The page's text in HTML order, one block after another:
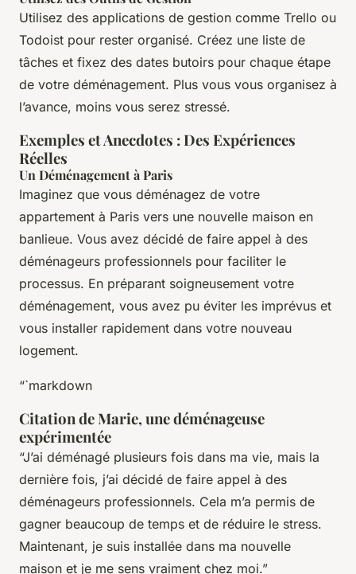
Utilisez des applications de gestion comme Trello ou
Todoist pour rester organisé. Créez une liste de
tâches et fixez des dates butoirs pour chaque étape
de votre déménagement. Plus vous vous organisez à
l’avance, moins vous serez stressé.
Exemples et Anecdotes : Des Expériences
Réelles
Un Déménagement à Paris
Imaginez que vous déménagez de votre
appartement à Paris vers une nouvelle maison en
banlieue. Vous avez décidé de faire appel à des
déménageurs professionnels pour faciliter le
processus. En préparant soigneusement votre
déménagement, vous avez pu éviter les imprévus et
vous installer rapidement dans votre nouveau
logement.
“`markdown
Citation de Marie, une déménageuse
expérimentée
“J’ai déménagé plusieurs fois dans ma vie, mais la
dernière fois, j’ai décidé de faire appel à des
déménageurs professionnels. Cela m’a permis de
gagner beaucoup de temps et de réduire le stress.
Maintenant, je suis installée dans ma nouvelle
maison et je me sens vraiment chez moi.”